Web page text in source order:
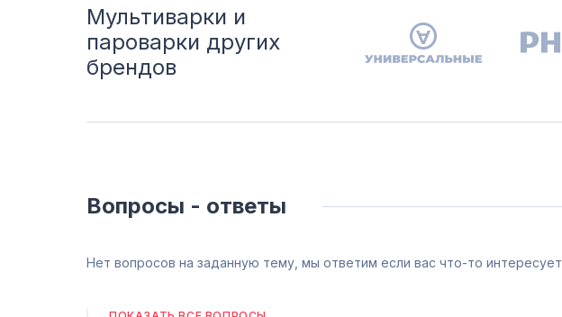
Мультиварки и
пароварки других
брендов
Вопросы - ответы
Нет вопросов на заданную тему, мы ответим если вас что-то интересует